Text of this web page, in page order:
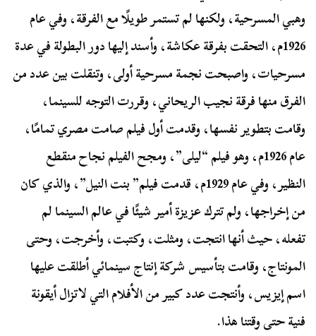
وهبي المسرحية، ولكنها لم تستمر طويلًا مع الفرقة، وفي عام
1926م، التحقت بفرقة عكاشة، وأسند إليها دور البطولة في عدة
مسرحيات، واصبحت نجمة مسرحية أولى، وتنقلت بين عدد من
الفرق منها فرقة نجيب الريحاني، وقررت التوجه للسينما،
وقامت بتطوير نفسها، وقدمت أول فيلم صامت مصري تمامًا،
عام 1926م، وهو فيلم “ليلى”، ومجح الفيلم نجاح منقطع
النظير، وفي عام 1929م، قدمت فيلم” بنت النيل”، والذي كان
من إخراجها، ولم تترك عزيزة أمير شيئًا في عالم السينما لم
تفعله، حيث أنها انتجت، ومثلت، وكتبت، وأخرجت، وحتى
المونتاج، وقامت بتأسيس شركة إنتاج سينمائي أطلقت عليها
اسم إيزيس، وأنتجت عدد كبير من الأفلام التي لاتزال أيقونة
فنية حتى وقتنا هذا.